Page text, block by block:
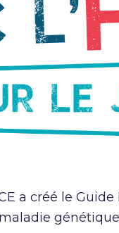
a créé le
génétique